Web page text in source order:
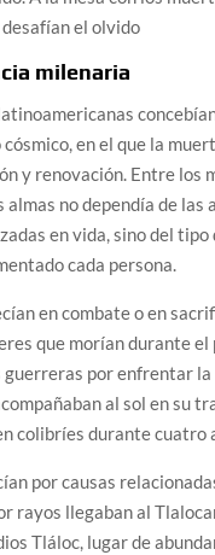
el olvido
milenaria
cósmico, en el que la
y renovación. Entre los
almas no dependía de las
en vida, sino del tipo
cada persona.
en combate o en
que morían durante el
guerreras por enfrentar
al sol en su
colibríes durante cuatro
por causas
rayos llegaban al
Tláloc, lugar de